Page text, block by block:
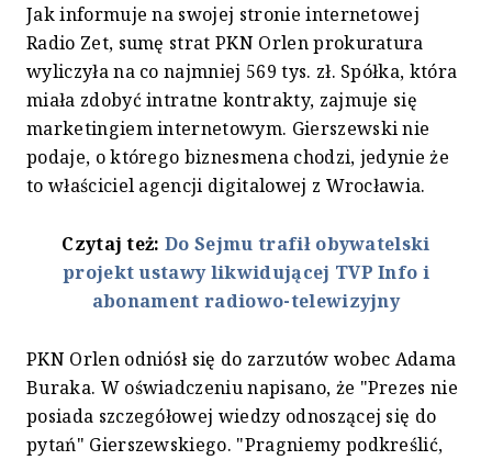
Jak informuje na swojej stronie internetowej
Radio Zet, sumę strat PKN Orlen prokuratura
wyliczyła na co najmniej 569 tys. zł. Spółka, która
miała zdobyć intratne kontrakty, zajmuje się
marketingiem internetowym. Gierszewski nie
podaje, o którego biznesmena chodzi, jedynie że
to właściciel agencji digitalowej z Wrocławia.
Czytaj też:Do Sejmu trafił obywatelski
projekt ustawy likwidującej TVP Info i
abonament radiowo-telewizyjny
PKN Orlen odniósł się do zarzutów wobec Adama
Buraka. W oświadczeniu napisano, że "Prezes nie
posiada szczegółowej wiedzy odnoszącej się do
pytań" Gierszewskiego. "Pragniemy podkreślić,